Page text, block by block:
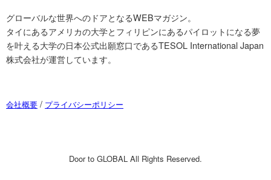
グローバルな世界へのドアとなるWEBマガジン。
タイにあるアメリカの大学とフィリピンにあるパイロットになる夢
を叶える大学の日本公式出願窓口であるTESOL International Japan
株式会社が運営しています。
会社概要 / プライバシーポリシー
Door to GLOBAL All Rights Reserved.